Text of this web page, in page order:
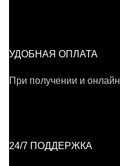
УДОБНАЯ ОПЛАТА
При получении и онлайн
24/7 ПОДДЕРЖКА